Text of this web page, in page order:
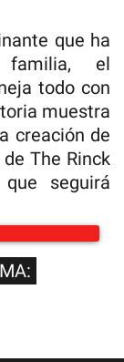
que ha
el
todo con
muestra
creación de
The Rinck
que seguirá